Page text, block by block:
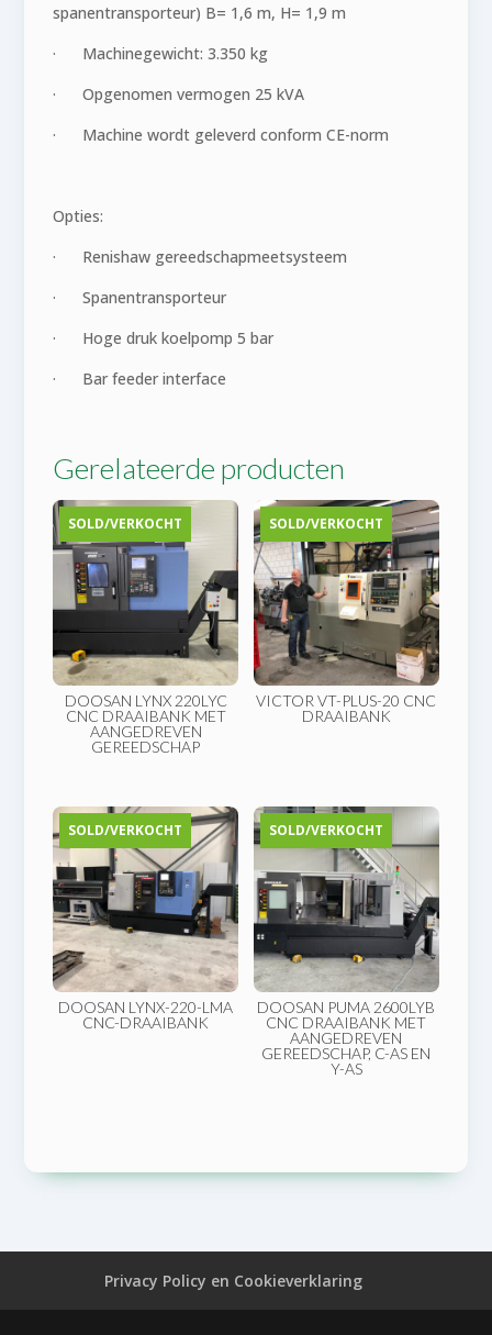
spanentransporteur) B= 1,6 m, H= 1,9 m
· Machinegewicht: 3.350 kg
· Opgenomen vermogen 25 kVA
· Machine wordt geleverd conform CE-norm
Opties:
· Renishaw gereedschapmeetsysteem
· Spanentransporteur
· Hoge druk koelpomp 5 bar
· Bar feeder interface
Gerelateerde producten
SOLD/VERKOCHT
DOOSAN LYNX 220LYC
CNC DRAAIBANK MET
AANGEDREVEN
GEREEDSCHAP
SOLD/VERKOCHT
VICTOR VT-PLUS-20 CNC
DRAAIBANK
SOLD/VERKOCHT
DOOSAN LYNX-220-LMA
CNC-DRAAIBANK
SOLD/VERKOCHT
DOOSAN PUMA 2600LYB
CNC DRAAIBANK MET
AANGEDREVEN
GEREEDSCHAP, C-AS EN
Y-AS
Privacy Policy en Cookieverklaring